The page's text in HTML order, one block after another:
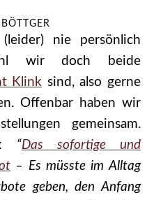
nie persönlich
wir doch beide
Klink sind, also gerne
Offenbar haben wir
gemeinsam.
“Das sofortige und
– Es müsste im Alltag
geben, den Anfang